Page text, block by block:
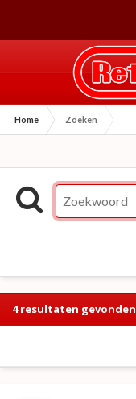
Home Zoeken
4 resultaten gevonden